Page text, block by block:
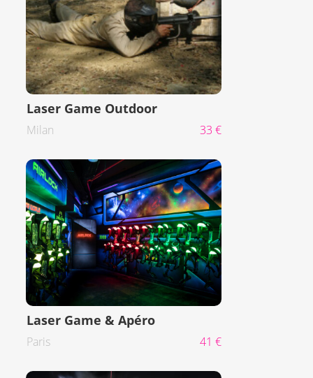
Laser Game Outdoor
Milan 33 €
Laser Game & Apéro
Paris 41 €